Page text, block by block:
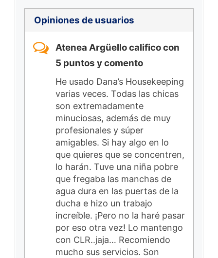
Opiniones de usuarios
Atenea Argüello califico con
5 puntos y comento
He usado Dana’s Housekeeping
varias veces. Todas las chicas
son extremadamente
minuciosas, además de muy
profesionales y súper
amigables. Si hay algo en lo
que quieres que se concentren,
lo harán. Tuve una niña pobre
que fregaba las manchas de
agua dura en las puertas de la
ducha e hizo un trabajo
increíble. ¡Pero no la haré pasar
por eso otra vez! Lo mantengo
con CLR..jaja… Recomiendo
mucho sus servicios. Son